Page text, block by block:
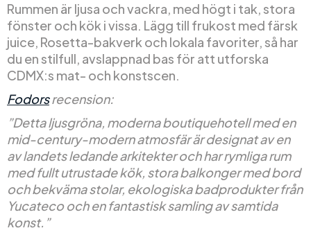
Rummen är ljusa och vackra, med högt i tak, stora
fönster och kök i vissa. Lägg till frukost med färsk
juice, Rosetta-bakverk och lokala favoriter, så har
du en stilfull, avslappnad bas för att utforska
CDMX:s mat- och konstscen.
Fodorsrecension:
”Detta ljusgröna, moderna boutiquehotell med en
mid-century-modern atmosfär är designat av en
av landets ledande arkitekter och har rymliga rum
med fullt utrustade kök, stora balkonger med bord
och bekväma stolar, ekologiska badprodukter från
Yucateco och en fantastisk samling av samtida
konst.”